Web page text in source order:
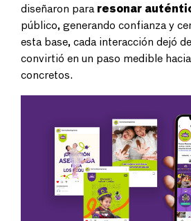
diseñaron para resonar
público, generando confianza y
esta base, cada interacción dejó
convirtió en un paso medible
concretos.